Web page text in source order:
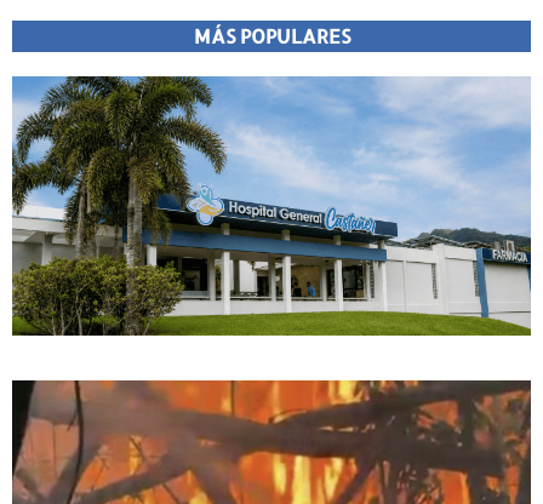
MÁS POPULARES